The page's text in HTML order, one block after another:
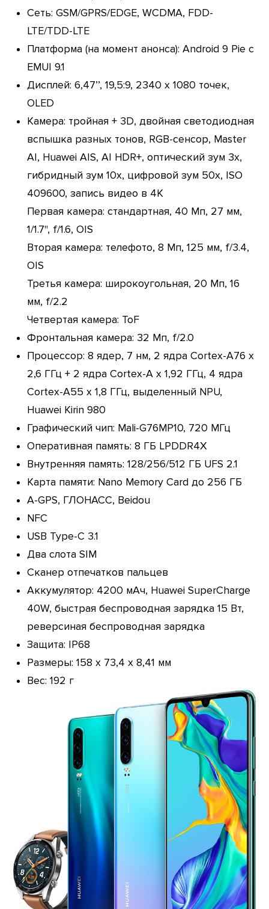
Сеть: GSM/GPRS/EDGE, WCDMA, FDD-
LTE/TDD-LTE
Платформа (на момент анонса): Android 9 Pie с
EMUI 9.1
Дисплей: 6,47’’, 19,5:9, 2340 x 1080 точек,
OLED
Камера: тройная + 3D, двойная светодиодная
вспышка разных тонов, RGB-сенсор, Master
AI, Huawei AIS, AI HDR+, оптический зум 3х,
гибридный зум 10х, цифровой зум 50х, ISO
409600, запись видео в 4К
Первая камера: стандартная, 40 Мп, 27 мм,
1/1.7'', f/1.6, OIS
Вторая камера: телефото, 8 Мп, 125 мм, f/3.4,
OIS
Третья камера: широкоугольная, 20 Мп, 16
мм, f/2.2
Четвертая камера: ToF
Фронтальная камера: 32 Мп, f/2.0
Процессор: 8 ядер, 7 нм, 2 ядра Cortex-A76 х
2,6 ГГц + 2 ядра Cortex-A х 1,92 ГГц, 4 ядра
Cortex-A55 x 1,8 ГГц, выделенный NPU,
Huawei Kirin 980
Графический чип: Mali-G76MP10, 720 МГц
Оперативная память: 8 ГБ LPDDR4X
Внутренняя память: 128/256/512 ГБ UFS 2.1
Карта памяти: Nano Memory Card до 256 ГБ
A-GPS, ГЛОНАСС, Beidou
NFC
USB Type-C 3.1
Два слота SIM
Сканер отпечатков пальцев
Аккумулятор: 4200 мАч, Huawei SuperCharge
40W, быстрая беспроводная зарядка 15 Вт,
реверсиная беспроводная зарядка
Защита: IP68
Размеры: 158 х 73,4 х 8,41 мм
Вес: 192 г